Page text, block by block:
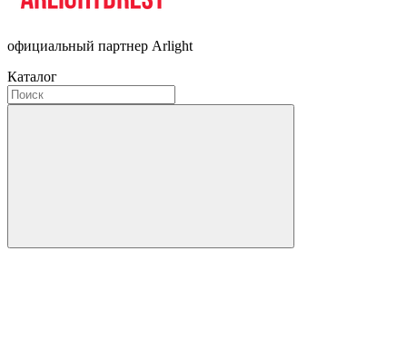
официальный партнер Arlight
Каталог